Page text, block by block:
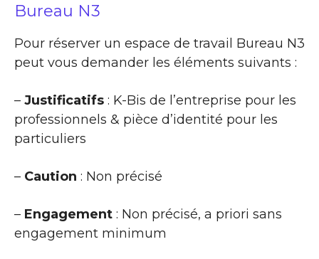
Bureau N3
Pour réserver un espace de travail Bureau N3
peut vous demander les éléments suivants :
– Justificatifs : K-Bis de l’entreprise pour les
professionnels & pièce d’identité pour les
particuliers
– Caution : Non précisé
– Engagement : Non précisé, a priori sans
engagement minimum